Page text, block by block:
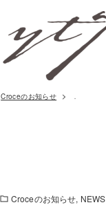
Croceのお知らせ ．
Croceのお知らせ NEWS